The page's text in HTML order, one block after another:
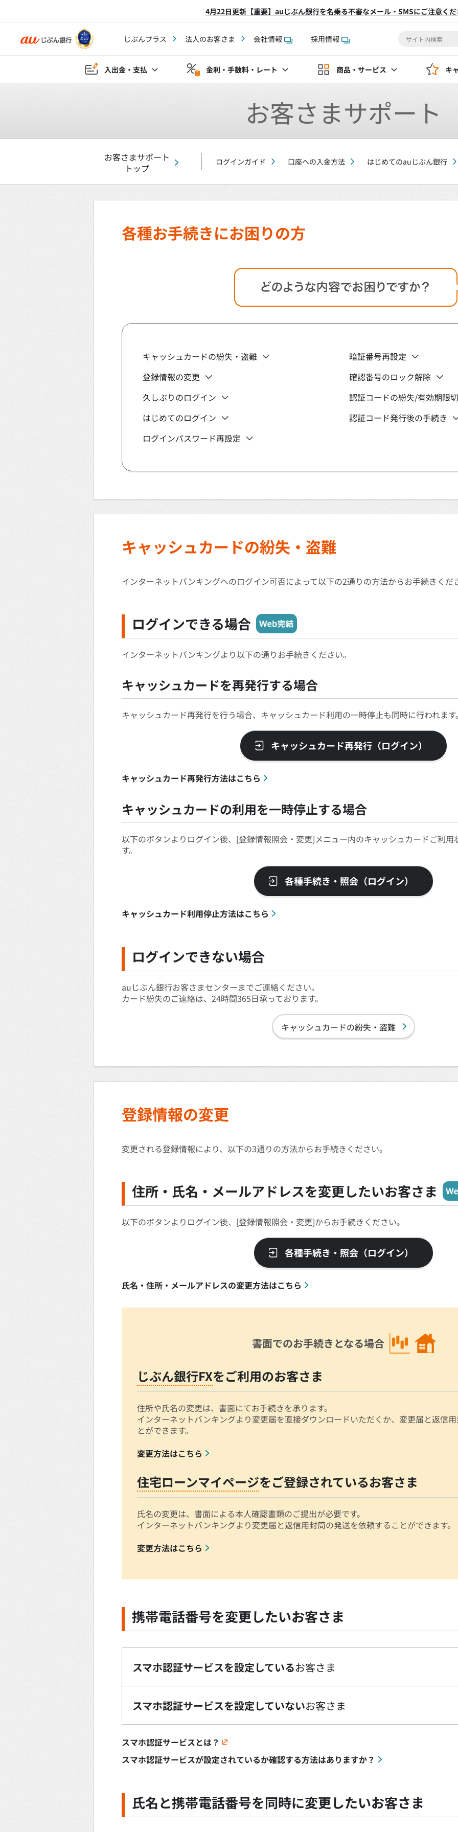
4月22日更新【重要】auじぶん銀行を名乗る不審なメール・SMSにご注意く
じぶんプラス 法人のお客さま 会社情報 採用情報
入出金・支払 金利・手数料・レート 商品・サービス キ
お客さまサポート
お客さまサポート
トップ
ログインガイド 口座への入金方法 はじめてのauじぶん銀行
各種お手続きにお困りの方
キャッシュカードの紛失・盗難
登録情報の変更
久しぶりのログイン
はじめてのログイン
ログインパスワード再設定
暗証番号再設定
確認番号のロック解除
認証コードの紛失/有効期限
認証コード発行後の手続き
キャッシュカードの紛失・盗難
インターネットバンキングへのログイン可否によって以下の2通りの方法からお手続きくだ
ログインできる場合
インターネットバンキングより以下の通りお手続きください。
キャッシュカードを再発行する場合
キャッシュカード再発行を行う場合、キャッシュカード利用の一時停止も同時に行われます
キャッシュカード再発行（ログイン）
キャッシュカード再発行方法はこちら
キャッシュカードの利用を一時停止する場合
以下のボタンよりログイン後、[登録情報照会・変更]メニュー内のキャッシュカードご利
す。
各種手続き・照会（ログイン）
キャッシュカード利用停止方法はこちら
ログインできない場合
auじぶん銀行お客さまセンターまでご連絡ください。
カード紛失のご連絡は、24時間365日承っております。
キャッシュカードの紛失・盗難
登録情報の変更
変更される登録情報により、以下の3通りの方法からお手続きください。
住所・氏名・メールアドレスを変更したいお客さま
以下のボタンよりログイン後、[登録情報照会・変更]からお手続きください。
各種手続き・照会（ログイン）
氏名・住所・メールアドレスの変更方法はこちら
書面でのお手続きとなる場合
じぶん銀行FXをご利用のお客さま
住所や氏名の変更は、書面にてお手続きを承ります。
インターネットバンキングより変更届を直接ダウンロードいただくか、変更届と返信
とができます。
変更方法はこちら
住宅ローンマイページをご登録されているお客さま
氏名の変更は、書面による本人確認書類のご提出が必要です。
インターネットバンキングより変更届と返信用封筒の発送を依頼することができます。
変更方法はこちら
携帯電話番号を変更したいお客さま
スマホ認証サービスを設定しているお客さま
スマホ認証サービスを設定していないお客さま
スマホ認証サービスとは？
スマホ認証サービスが設定されているか確認する方法はありますか？
氏名と携帯電話番号を同時に変更したいお客さま